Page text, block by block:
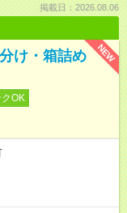
掲載日：2026.08.06
NEW
け・箱詰め
OK